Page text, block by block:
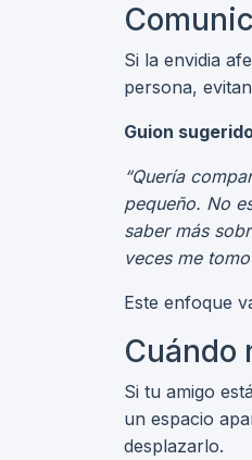
Si la envidia
persona,
Guion
“Quería
pequeño. No
saber más
veces me
Este enfoque
Cuándo
Si tu amigo
un espacio
desplazarlo.